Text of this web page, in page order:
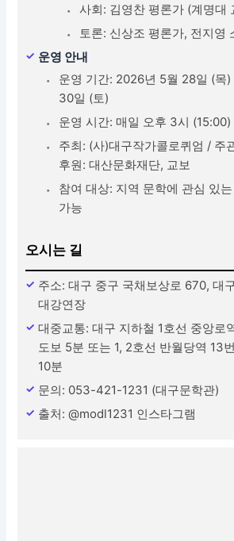
사회: 김영찬 평론가 (계명대
토론: 신상조 평론가, 전지영
운영 안내
운영 기간: 2026년 5월 28일 (목
30일 (토)
운영 시간: 매일 오후 3시 (15:00)
주최: (사)대구작가콜로퀴엄 / 주
후원: 대산문화재단, 교보
참여 대상: 지역 문학에 관심 있
가능
오시는 길
주소: 대구 중구 국채보상로 670, 대
대강연장
대중교통: 대구 지하철 1호선 중앙로
도보 5분 또는 1, 2호선 반월당역 13
10분
문의: 053-421-1231 (대구문학관)
출처: @modl1231 인스타그램